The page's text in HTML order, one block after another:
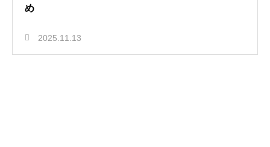
め
2025.11.13